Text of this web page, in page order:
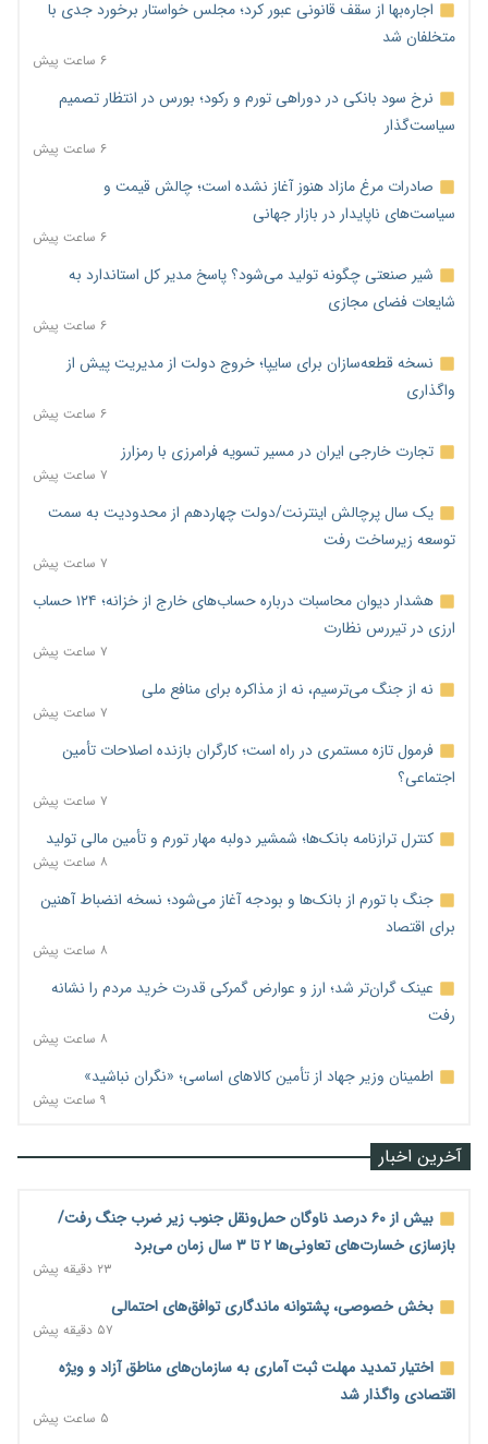
اجاره‌بها از سقف قانونی عبور کرد؛ مجلس خواستار برخورد جدی با
متخلفان شد
۶ ساعت پیش
نرخ سود بانکی در دوراهی تورم و رکود؛ بورس در انتظار تصمیم
سیاست‌گذار
۶ ساعت پیش
صادرات مرغ مازاد هنوز آغاز نشده است؛ چالش قیمت و
سیاست‌های ناپایدار در بازار جهانی
۶ ساعت پیش
شیر صنعتی چگونه تولید می‌شود؟ پاسخ مدیر کل استاندارد به
شایعات فضای مجازی
۶ ساعت پیش
نسخه قطعه‌سازان برای سایپا؛ خروج دولت از مدیریت پیش از
واگذاری
۶ ساعت پیش
تجارت خارجی ایران در مسیر تسویه فرامرزی با رمزارز
۷ ساعت پیش
یک سال پرچالش اینترنت/دولت چهاردهم از محدودیت به سمت
توسعه زیرساخت رفت
۷ ساعت پیش
هشدار دیوان محاسبات درباره حساب‌های خارج از خزانه؛ ۱۲۴ حساب
ارزی در تیررس نظارت
۷ ساعت پیش
نه از جنگ می‌ترسیم، نه از مذاکره برای منافع ملی
۷ ساعت پیش
فرمول تازه مستمری در راه است؛ کارگران بازنده اصلاحات تأمین
اجتماعی؟
۷ ساعت پیش
کنترل ترازنامه بانک‌ها؛ شمشیر دولبه مهار تورم و تأمین مالی تولید
۸ ساعت پیش
جنگ با تورم از بانک‌ها و بودجه آغاز می‌شود؛ نسخه انضباط آهنین
برای اقتصاد
۸ ساعت پیش
عینک گران‌تر شد؛ ارز و عوارض گمرکی قدرت خرید مردم را نشانه
رفت
۸ ساعت پیش
اطمینان وزیر جهاد از تأمین کالاهای اساسی؛ «نگران نباشید»
۹ ساعت پیش
آخرین اخبار
بیش از ۶۰ درصد ناوگان حمل‌ونقل جنوب زیر ضرب جنگ رفت/
بازسازی خسارت‌های تعاونی‌ها ۲ تا ۳ سال زمان می‌برد
۲۳ دقیقه پیش
بخش خصوصی، پشتوانه ماندگاری توافق‌های احتمالی
۵۷ دقیقه پیش
اختیار تمدید مهلت ثبت آماری به سازمان‌های مناطق آزاد و ویژه
اقتصادی واگذار شد
۵ ساعت پیش